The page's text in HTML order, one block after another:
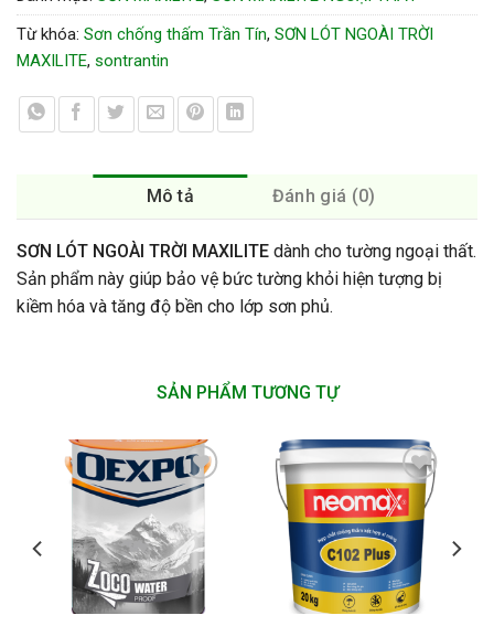
Từ khóa: Sơn chống thấm Trần Tín, SƠN LÓT NGOÀI TRỜI
MAXILITE, sontrantin
Mô tả Đánh giá (0)
SƠN LÓT NGOÀI TRỜI MAXILITE dành cho tường ngoại thất.
Sản phẩm này giúp bảo vệ bức tường khỏi hiện tượng bị
kiềm hóa và tăng độ bền cho lớp sơn phủ.
SẢN PHẨM TƯƠNG TỰ
Add to
Add to
wishlist